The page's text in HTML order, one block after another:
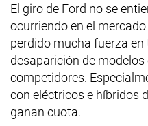
El giro de Ford no se
ocurriendo en el
perdido mucha fuerza
desaparición de
competidores.
con eléctricos e híbridos
ganan cuota.